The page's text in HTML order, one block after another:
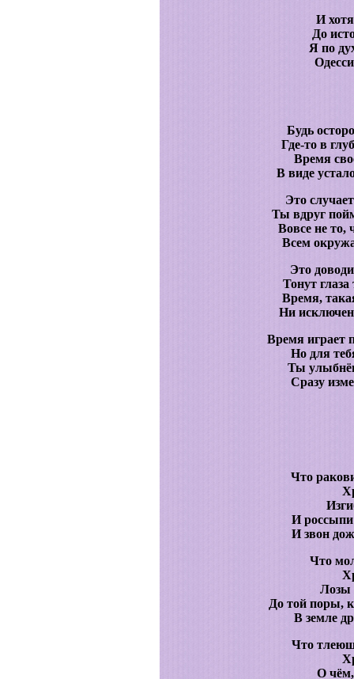
И
До
Я по
Будь
Где-то в
Время
В виде
Это
Ты вдруг
Вовсе не то,
Всем
Это
Тонут глаза
Время,
Ни
Время играет
Но для
Ты
Сразу
Что
И россыпи
И звон
Что
Лозы
До той поры,
В земле
Что
О